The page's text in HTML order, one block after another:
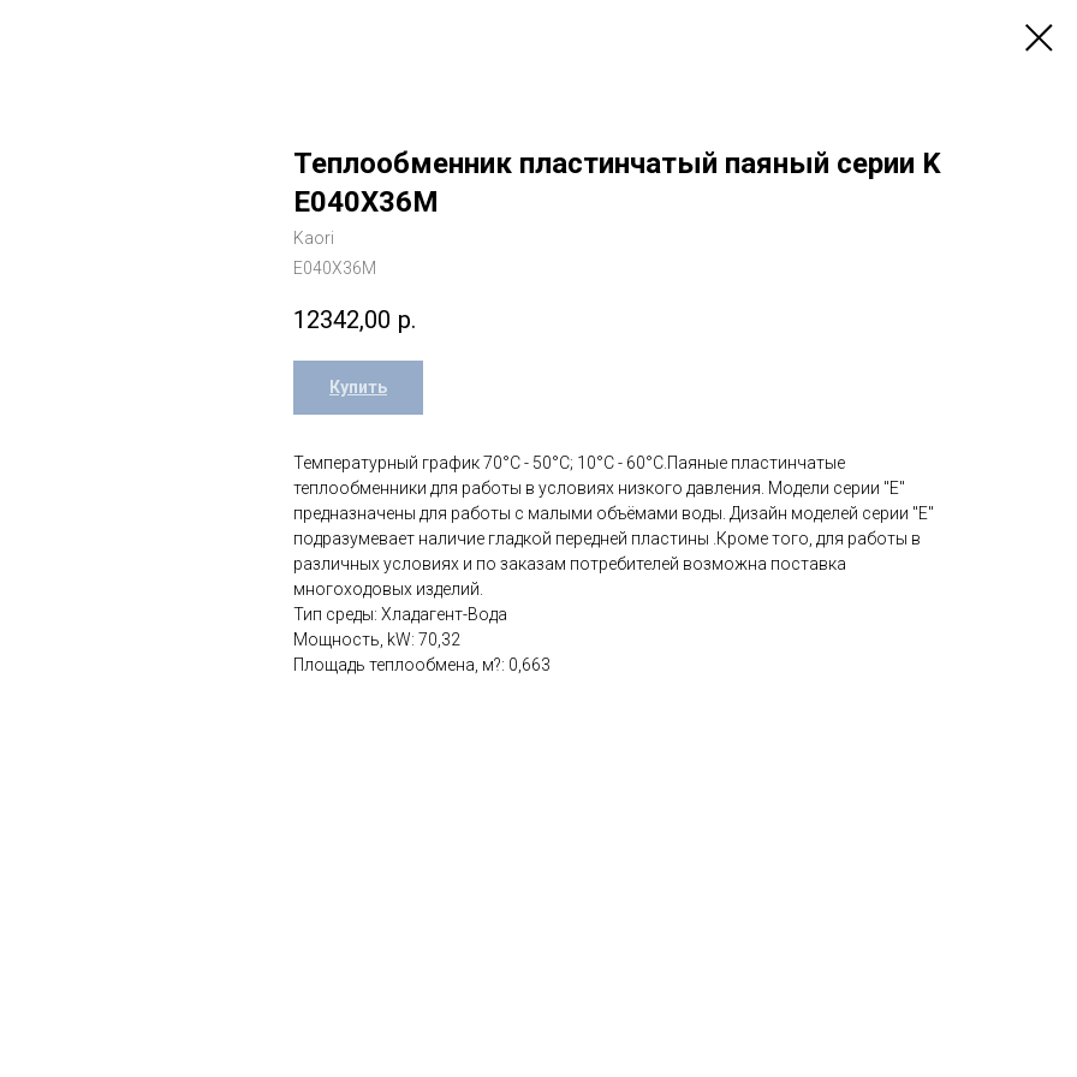
Теплообменник пластинчатый паяный серии K
E040Х36М
Kaori
E040Х36М
12342,00 р.
Купить
Температурный график 70°C - 50°C; 10°C - 60°C.Паяные пластинчатые
теплообменники для работы в условиях низкого давления. Модели серии "Е"
предназначены для работы с малыми объёмами воды. Дизайн моделей серии "Е"
подразумевает наличие гладкой передней пластины .Кроме того, для работы в
различных условиях и по заказам потребителей возможна поставка
многоходовых изделий.
Тип среды: Хладагент-Вода
Мощность, kW: 70,32
Площадь теплообмена, м?: 0,663